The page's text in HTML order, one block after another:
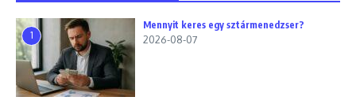
1
Mennyit keres egy sztármenedzser?
2026-08-07